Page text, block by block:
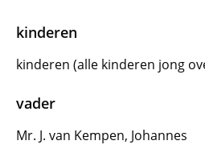
kinderen
kinderen (alle kinderen jong
vader
Mr. J. van Kempen, Johannes